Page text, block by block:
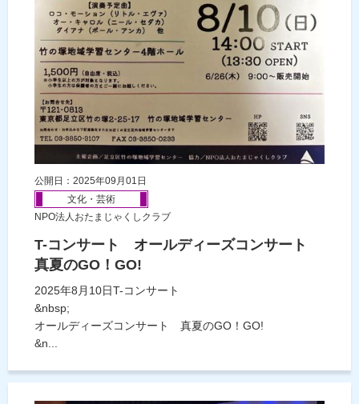
公開日：2025年09月01日
文化・芸術
NPO法人おたまじゃくしクラブ
T-コンサート オールディーズコンサート
真夏のGO！GO!
2025年8月10日T-コンサート
&nbsp;
オールディーズコンサート 真夏のGO！GO!
&n...